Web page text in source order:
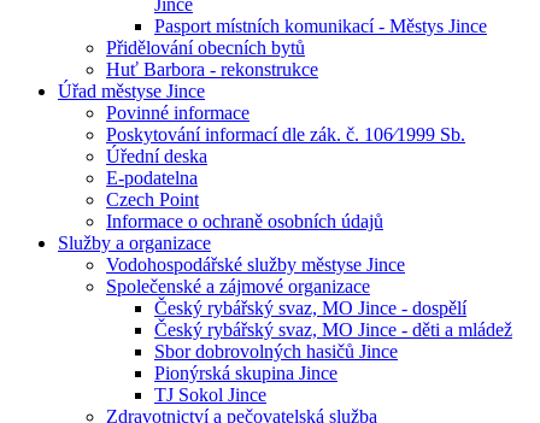
Jince
Pasport místních komunikací - Městys Jince
Přidělování obecních bytů
Huť Barbora - rekonstrukce
Úřad městyse Jince
Povinné informace
Poskytování informací dle zák. č. 106⁄1999 Sb.
Úřední deska
E-podatelna
Czech Point
Informace o ochraně osobních údajů
Služby a organizace
Vodohospodářské služby městyse Jince
Společenské a zájmové organizace
Český rybářský svaz, MO Jince - dospělí
Český rybářský svaz, MO Jince - děti a mládež
Sbor dobrovolných hasičů Jince
Pionýrská skupina Jince
TJ Sokol Jince
Zdravotnictví a pečovatelská služba